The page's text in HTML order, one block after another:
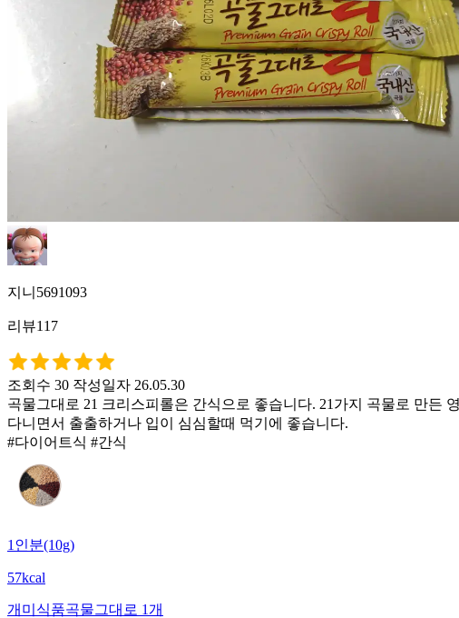
지니5691093
리뷰117
조회수 30 작성일자 26.05.30
곡물그대로 21 크리스피롤은 간식으로 좋습니다. 21가지 곡물로 만든
다니면서 출출하거나 입이 심심할때 먹기에 좋습니다.
#다이어트식 #간식
1인분(10g)
57kcal
개미식품곡물그대로 1개